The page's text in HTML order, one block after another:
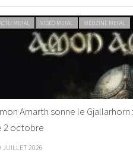
METAL VIDEO METAL WEBZINE METAL
Amarth sonne le
2 octobre
JUILLET 2026